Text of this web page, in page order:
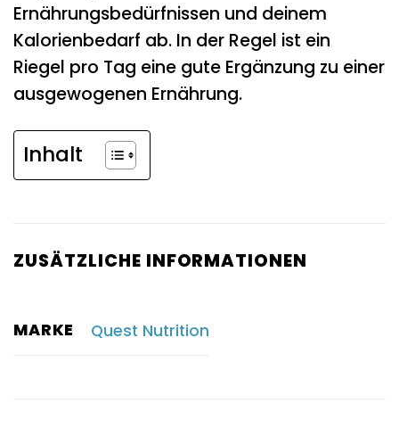
Ernährungsbedürfnissen und deinem
Kalorienbedarf ab. In der Regel ist ein
Riegel pro Tag eine gute Ergänzung zu einer
ausgewogenen Ernährung.
Inhalt
ZUSÄTZLICHE INFORMATIONEN
MARKE Quest Nutrition